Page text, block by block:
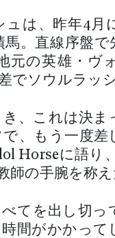
は、昨年4月
。直線序盤で
元の英雄・ヴ
でソウルラッ
、これは決ま
、もう一度差
Horseに語り
師の手腕を称え
てを出し切っ
間がかかって